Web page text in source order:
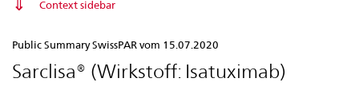
Context sidebar
Summary
SwissPAR
Public Summary SwissPAR vom 15.07.2020
Sarclisa® (Wirkstoff: Isatuximab)